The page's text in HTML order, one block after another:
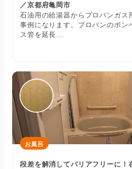
／京都府亀岡市
石油用の給湯器からプロパンガス
事例になります。プロパンのボン
ス管を延長...
お風呂
段差を解消してバリアフリーに！